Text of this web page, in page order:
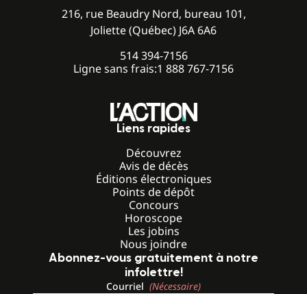
216, rue Beaudry Nord, bureau 101,
Joliette (Québec) J6A 6A6
514 394-7156
Ligne sans frais:1 888 767-7156
Liens rapides
Découvrez
Avis de décès
Éditions électroniques
Points de dépôt
Concours
Horoscope
Les jobins
Nous joindre
Abonnez-vous gratuitement à notre
infolettre!
Courriel (Nécessaire)